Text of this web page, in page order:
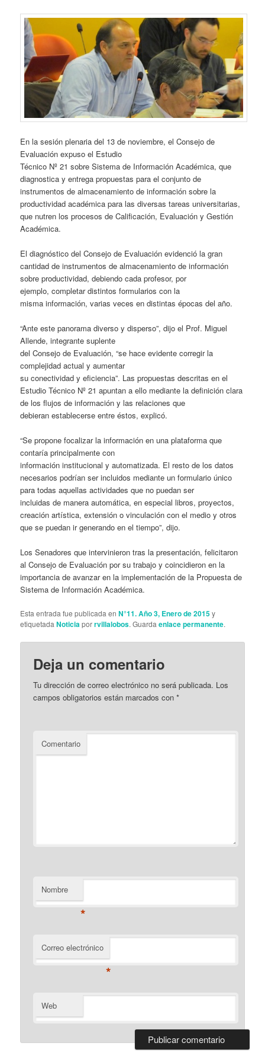
En la sesión plenaria del 13 de noviembre, el Consejo de
Evaluación expuso el Estudio
Técnico Nº 21 sobre Sistema de Información Académica, que
diagnostica y entrega propuestas para el conjunto de
instrumentos de almacenamiento de información sobre la
productividad académica para las diversas tareas universitarias,
que nutren los procesos de Calificación, Evaluación y Gestión
Académica.
El diagnóstico del Consejo de Evaluación evidenció la gran
cantidad de instrumentos de almacenamiento de información
sobre productividad, debiendo cada profesor, por
ejemplo, completar distintos formularios con la
misma información, varias veces en distintas épocas del año.
“Ante este panorama diverso y disperso”, dijo el Prof. Miguel
Allende, integrante suplente
del Consejo de Evaluación, “se hace evidente corregir la
complejidad actual y aumentar
su conectividad y eficiencia”. Las propuestas descritas en el
Estudio Técnico Nº 21 apuntan a ello mediante la definición clara
de los flujos de información y las relaciones que
debieran establecerse entre éstos, explicó.
“Se propone focalizar la información en una plataforma que
contaría principalmente con
información institucional y automatizada. El resto de los datos
necesarios podrían ser incluidos mediante un formulario único
para todas aquellas actividades que no puedan ser
incluidas de manera automática, en especial libros, proyectos,
creación artística, extensión o vinculación con el medio y otros
que se puedan ir generando en el tiempo”, dijo.
Los Senadores que intervinieron tras la presentación, felicitaron
al Consejo de Evaluación por su trabajo y coincidieron en la
importancia de avanzar en la implementación de la Propuesta de
Sistema de Información Académica.
Esta entrada fue publicada enN°11. Año 3, Enero de 2015y
etiquetadaNoticiaporrvillalobos. Guardaenlace permanente.
Deja un comentario
Tu dirección de correo electrónico no será publicada. Los
campos obligatorios están marcados con*
Comentario
Nombre
*
Correo electrónico
*
Web